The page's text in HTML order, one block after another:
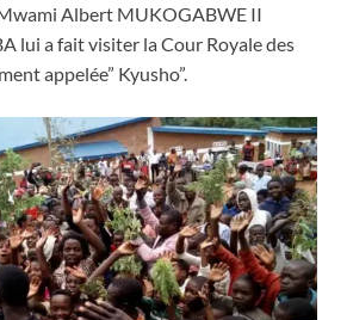
Albert MUKOGABWE II
lui a fait visiter la Cour Royale des
appelée” Kyusho”.